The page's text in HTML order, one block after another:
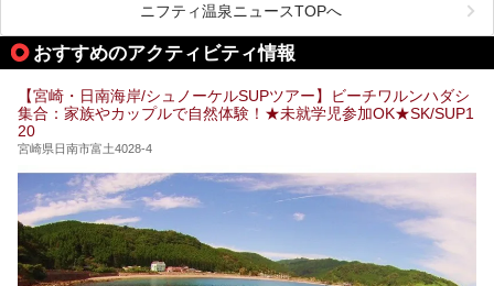
宮崎など都市の中心部から、離れた所にある温泉旅館などに
ぜひ参考にして、宮崎でのサウナライフを楽しみましょう！
ニフティ温泉ニュースTOPへ
おすすめのアクティビティ情報
【宮崎・日南海岸/シュノーケルSUPツアー】ビーチワルンハダシ
集合：家族やカップルで自然体験！★未就学児参加OK★SK/SUP1
20
宮崎県日南市富土4028-4